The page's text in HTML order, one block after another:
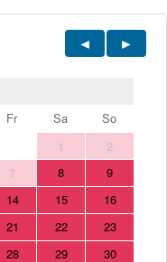
Fr Sa
So
1
2
7 8
9
14 15
16
21 22
23
28 29
30